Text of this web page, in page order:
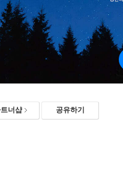
너샵 공유하기